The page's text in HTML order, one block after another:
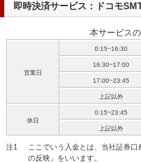
即時決済サービス：ドコモ
本サービス
営業日
0:15~16:30
16:30~17:00
17:00~23:45
上記以外
休日
0:15~23:45
上記以外
注1
ここでいう入金とは、当社証券
の反映」をいいます。